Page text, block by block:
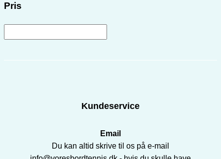
Pris
Kundeservice
Email
Du kan altid skrive til os på e-mail